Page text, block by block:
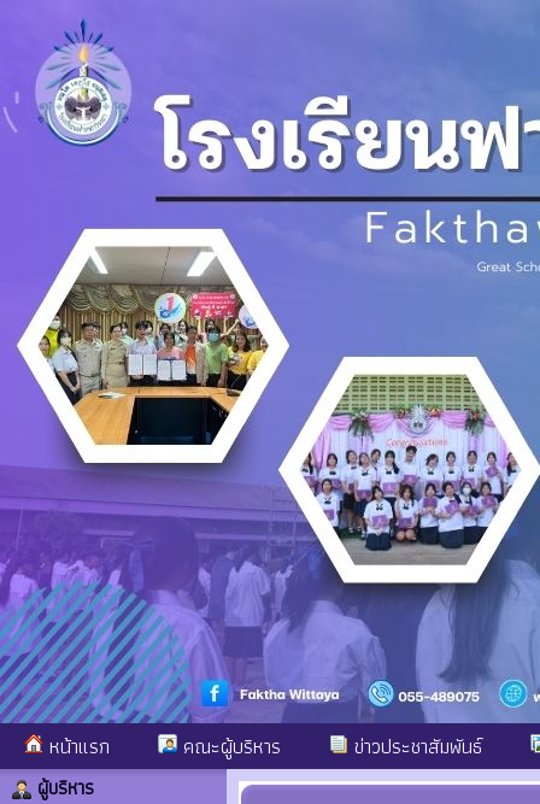
หน้าแรก คณะผู้บริหาร ข่าวประชาสัมพันธ์
ผู้บริหาร